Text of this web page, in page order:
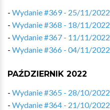
- Wydanie #369 - 25/11/2022
- Wydanie #368 - 18/11/2022
- Wydanie #367 - 11/11/2022
- Wydanie #366 - 04/11/2022
PAŹDZIERNIK 2022
- Wydanie #365 - 28/10/2022
- Wydanie #364 - 21/10/2022